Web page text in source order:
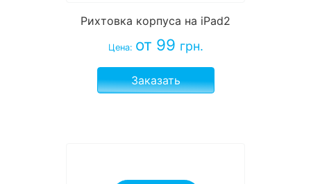
Рихтовка корпуса на iPad2
Цена: от 99 грн.
Заказать